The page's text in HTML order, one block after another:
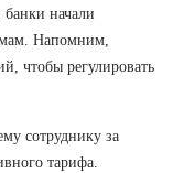
начали
Напомним,
чтобы регулировать
сотруднику за
тарифа.